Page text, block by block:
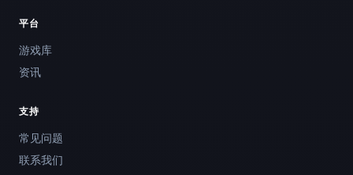
平台
游戏库
资讯
支持
常见问题
联系我们